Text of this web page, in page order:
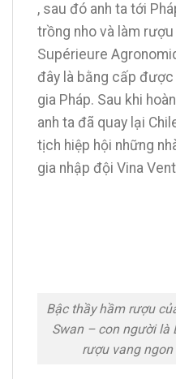
, sau đó anh ta tới
trồng nho và làm
Supérieure
đây là bằng cấp
gia Pháp. Sau khi
anh ta đã quay lại
tịch hiệp hội những
gia nhập đội Vina
Bậc thầy hầm rượu
Swan – con người là
rượu vang